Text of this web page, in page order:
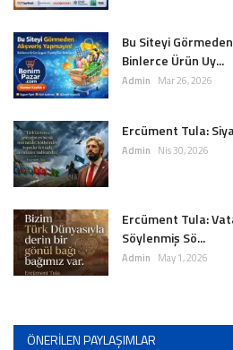
Bu Siteyi
Binlerce Ürün Uy...
Admin Mar 26, 2026
Ercüment Tula:
Admin Nis 30, 2026
Ercüment Tula:
Söylenmiş Sö...
Admin May 1, 2026
ÖNERILEN PAYLAŞIMLAR